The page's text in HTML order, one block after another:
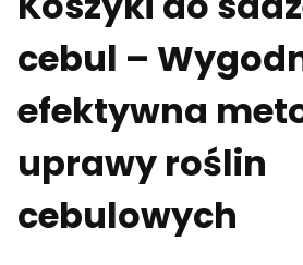
cebul –
efektywna
uprawy roślin
cebulowych